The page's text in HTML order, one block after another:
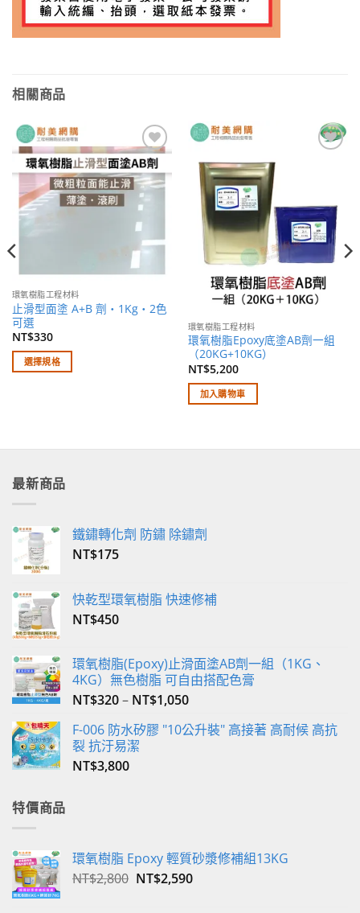
相關商品
加入
願望
清單
環氧樹脂工程材料
止滑型面塗 A+B 劑・1Kg・2色
可選
NT$330
選擇規格
多
款
在
品
面
選
擇
項
環氧樹脂工程材料
環氧樹脂Epoxy底塗AB劑一組
（20KG+10KG）
NT$5,200
加入購物車
最新商品
鐵鏽轉化劑 防鏽 除鏽劑
NT$175
快乾型環氧樹脂 快速修補
NT$450
環氧樹脂(Epoxy)止滑面塗AB劑一組（1KG、
4KG）無色樹脂 可自由搭配色膏
NT$320– NT$1,050
F-006 防水矽膠 "10公升裝" 高接著 高耐候 高抗
裂 抗汙易潔
NT$3,800
特價商品
環氧樹脂 Epoxy 輕質砂漿修補組13KG
NT$2,800 原
NT$2,590目